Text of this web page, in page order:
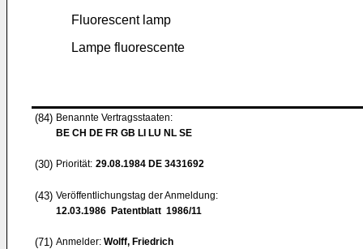
Fluorescent lamp
Lampe fluorescente
(84) Benannte Vertragsstaaten:
BE CH DE FR GB LI LU NL SE
(30) Priorität: 29.08.1984 DE 3431692
(43) Veröffentlichungstag der Anmeldung:
12.03.1986 Patentblatt 1986/11
(71) Anmelder: Wolff, Friedrich